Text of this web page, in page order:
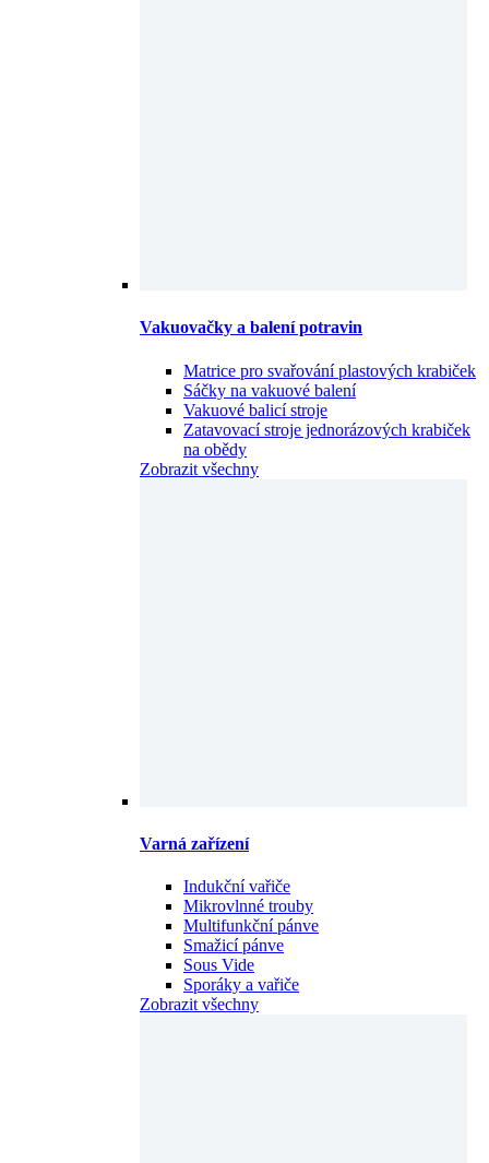
Vakuovačky a balení potravin
Matrice pro svařování plastových krabiček
Sáčky na vakuové balení
Vakuové balicí stroje
Zatavovací stroje jednorázových krabiček
na obědy
Zobrazit všechny
Varná zařízení
Indukční vařiče
Mikrovlnné trouby
Multifunkční pánve
Smažicí pánve
Sous Vide
Sporáky a vařiče
Zobrazit všechny